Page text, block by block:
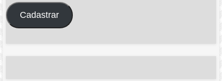
endereço
de
Cadastrar